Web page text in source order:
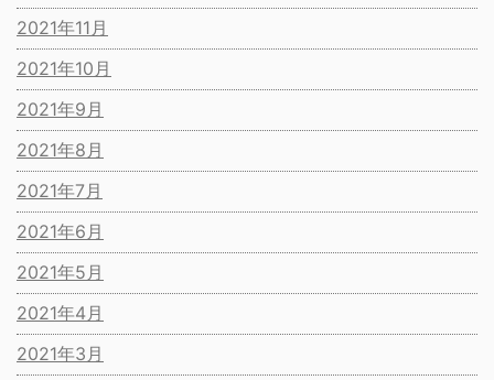
2021年11月
2021年10月
2021年9月
2021年8月
2021年7月
2021年6月
2021年5月
2021年4月
2021年3月